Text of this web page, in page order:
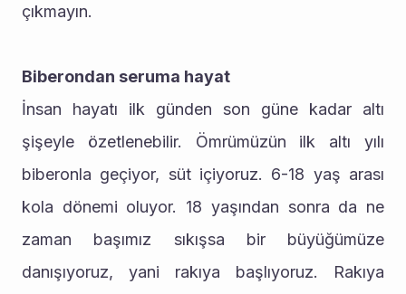
çıkmayın.
Biberondan seruma hayat
İnsan hayatı ilk günden son güne kadar altı
şişeyle özetlenebilir. Ömrümüzün ilk altı yılı
biberonla geçiyor, süt içiyoruz. 6-18 yaş arası
kola dönemi oluyor. 18 yaşından sonra da ne
zaman başımız sıkışsa bir büyüğümüze
danışıyoruz, yani rakıya başlıyoruz. Rakıya